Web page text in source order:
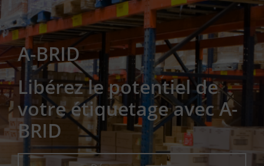
A-BRID
Libérez le potentiel de
votre étiquetage avec A-
BRID